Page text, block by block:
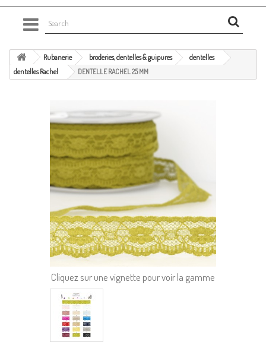
Rubanerie broderies, dentelles & guipures
dentelles
dentelles Rachel
DENTELLE RACHEL 25 MM
Cliquez sur une vignette pour voir la gamme